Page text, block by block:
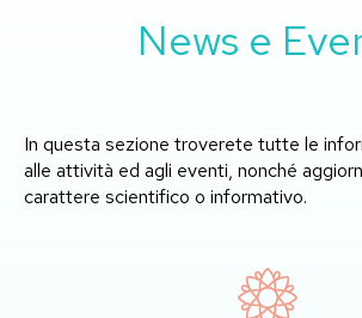
News e
In questa sezione troverete tutte le
alle attività ed agli eventi, nonché
carattere scientifico o informativo.